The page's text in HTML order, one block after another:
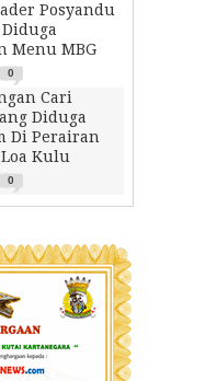
Posyandu
Menu MBG
0
Cari
Diduga
Di Perairan
Kulu
0